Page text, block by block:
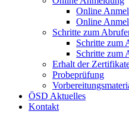
Online
Online
Schritte zum
Schritte zum
Schritte zum
Erhalt der
Probeprüfung
ÖSD Aktuelles
Kontakt